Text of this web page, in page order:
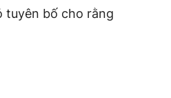
tuyên bố cho rằng